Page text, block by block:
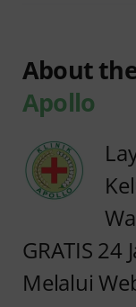
About
Apollo
GRATIS 24
Melalui